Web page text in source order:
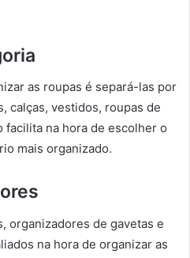
as roupas é separá-las por
calças, vestidos, roupas de
facilita na hora de escolher o
mais organizado.
organizadores de gavetas e
na hora de organizar as